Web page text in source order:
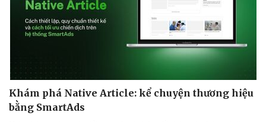
Khám phá Native Article: kể chuyện thương hiệu
bằng SmartAds